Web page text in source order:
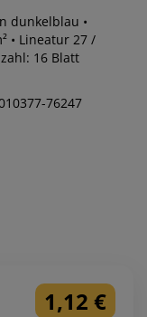
dunkelblau •
• Lineatur 27 /
16 Blatt
76247
1,12 €